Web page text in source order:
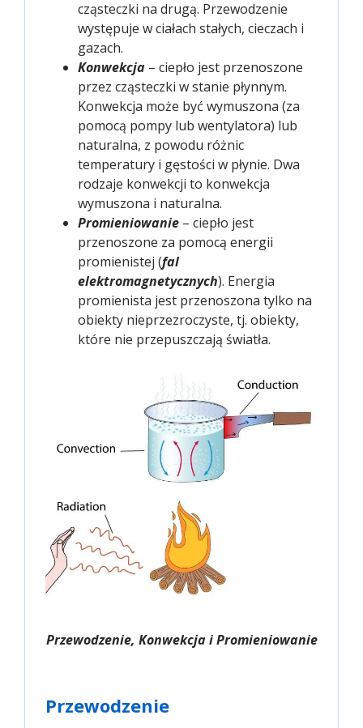
cząsteczki na drugą. Przewodzenie
występuje w ciałach stałych, cieczach i
gazach.
Konwekcja – ciepło jest przenoszone
przez cząsteczki w stanie płynnym.
Konwekcja może być wymuszona (za
pomocą pompy lub wentylatora) lub
naturalna, z powodu różnic
temperatury i gęstości w płynie. Dwa
rodzaje konwekcji to konwekcja
wymuszona i naturalna.
Promieniowanie – ciepło jest
przenoszone za pomocą energii
promienistej (fal
elektromagnetycznych). Energia
promienista jest przenoszona tylko na
obiekty nieprzezroczyste, tj. obiekty,
które nie przepuszczają światła.
Przewodzenie, Konwekcja i Promieniowanie
Przewodzenie